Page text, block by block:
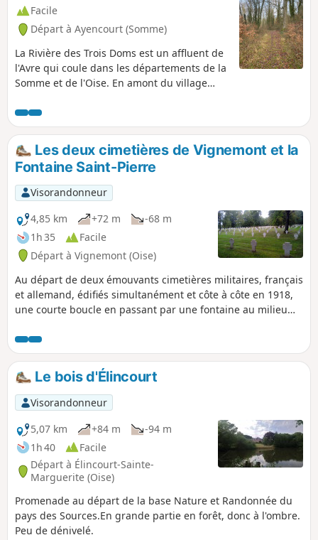
Facile
Départ à Ayencourt (Somme)
La Rivière des Trois Doms est un affluent de
l'Avre qui coule dans les départements de la
Somme et de l'Oise. En amont du village
boisée. Parcourir cette vallée permet
d’effectuer une randonnée particulièrement
bucolique, essentiellement dans une
ripisylve.Les deux cimetières de Vignemont et la
Fontaine Saint-Pierre
Visorandonneur
4,85 km
+72 m
-68 m
1h 35
Facile
Départ à Vignemont (Oise)
Au départ de deux émouvants cimetières militaires, français
et allemand, édifiés simultanément et côte à côte en 1918,
une courte boucle en passant par une fontaine au milieu
Le bois d'Élincourt
Visorandonneur
5,07 km
+84 m
-94 m
1h 40
Facile
Départ à Élincourt-Sainte-
Marguerite (Oise)
Promenade au départ de la base Nature et Randonnée du
pays des Sources.En grande partie en forêt, donc à l'ombre.
Peu de dénivelé.